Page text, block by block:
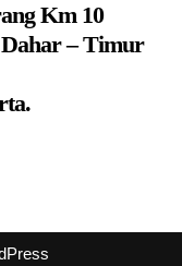
Km 10
– Timur